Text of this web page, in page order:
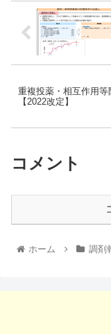
重複投薬・相互作用等
【2022改定】
コメント
ホーム 調剤